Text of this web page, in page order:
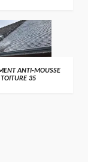
ANTI-MOUSSE
TOITURE 35